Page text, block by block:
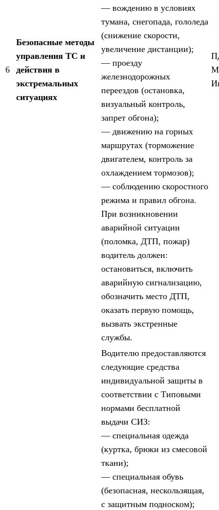
6
Безопасные методы
управления ТС и
действия в
экстремальных
ситуациях
— вождению в условиях
тумана, снегопада, гололеда
(снижение скорости,
увеличение дистанции);
— проезду
железнодорожных
переездов (остановка,
визуальный контроль,
запрет обгона);
— движению на горных
маршрутах (торможение
двигателем, контроль за
охлаждением тормозов);
— соблюдению скоростного
режима и правил обгона.
При возникновении
аварийной ситуации
(поломка, ДТП, пожар)
водитель должен:
остановиться, включить
аварийную сигнализацию,
обозначить место ДТП,
оказать первую помощь,
вызвать экстренные
службы.
Водителю предоставляются
следующие средства
индивидуальной защиты в
соответствии с Типовыми
нормами бесплатной
выдачи СИЗ:
— специальная одежда
(куртка, брюки из смесовой
ткани);
— специальная обувь
(безопасная, нескользящая,
с защитным подноском);